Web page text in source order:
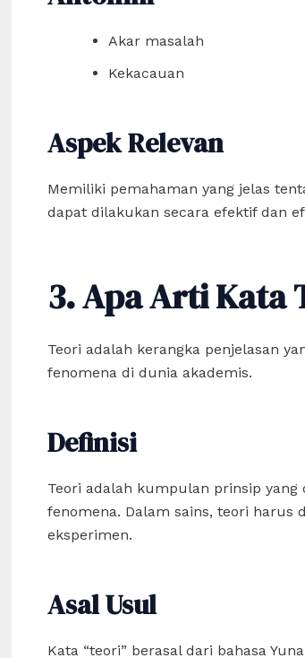
Akar masalah
Kekacauan
Aspek Relevan
Memiliki pemahaman yang jelas
dapat dilakukan secara efektif dan
3. Apa Arti Kata
Teori adalah kerangka penjelasan
fenomena di dunia akademis.
Definisi
Teori adalah kumpulan prinsip
fenomena. Dalam sains, teori
eksperimen.
Asal Usul
Kata “teori” berasal dari bahasa